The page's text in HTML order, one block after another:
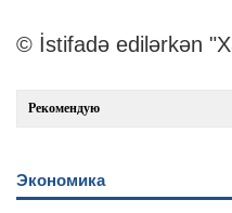
© İstifadə edilərkən
Рекомендую
Экономика